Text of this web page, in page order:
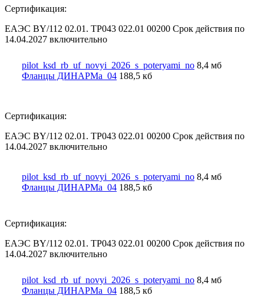
Сертификация:
ЕАЭС BY/112 02.01. TP043 022.01 00200 Срок действия по
14.04.2027 включительно
pilot_ksd_rb_uf_novyi_2026_s_poteryami_no 8,4 мб
Фланцы ДИНАРМа_04 188,5 кб
Сертификация:
ЕАЭС BY/112 02.01. TP043 022.01 00200 Срок действия по
14.04.2027 включительно
pilot_ksd_rb_uf_novyi_2026_s_poteryami_no 8,4 мб
Фланцы ДИНАРМа_04 188,5 кб
Сертификация:
ЕАЭС BY/112 02.01. TP043 022.01 00200 Срок действия по
14.04.2027 включительно
pilot_ksd_rb_uf_novyi_2026_s_poteryami_no 8,4 мб
Фланцы ДИНАРМа_04 188,5 кб